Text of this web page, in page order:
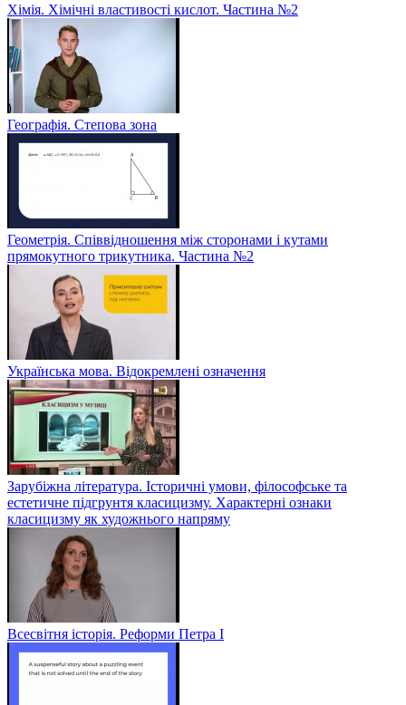
Хімія. Хімічні властивості кислот. Частина №2
Географія. Степова зона
Геометрія. Співвідношення між сторонами і кутами
прямокутного трикутника. Частина №2
Українська мова. Відокремлені означення
Зарубіжна література. Історичні умови, філософське та
естетичне підгрунтя класицизму. Характерні ознаки
класицизму як художнього напряму
Всесвітня історія. Реформи Петра І